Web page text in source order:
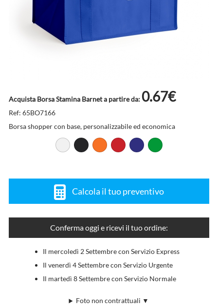
Acquista Borsa Stamina Barnet a partire da:0.67€
Ref: 65BO7166
Borsa shopper con base, personalizzabile ed economica
Calcola il tuo preventivo
Conferma oggi e ricevi il tuo ordine:
Il mercoledì 2 Settembre con Servizio Express
Il venerdì 4 Settembre con Servizio Urgente
Il martedì 8 Settembre con Servizio Normale
Foto non contrattuali ▼